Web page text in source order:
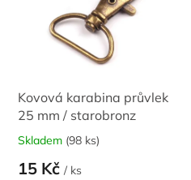
Kovová karabina průvlek
25 mm / starobronz
Skladem (98 ks)
15 Kč / ks